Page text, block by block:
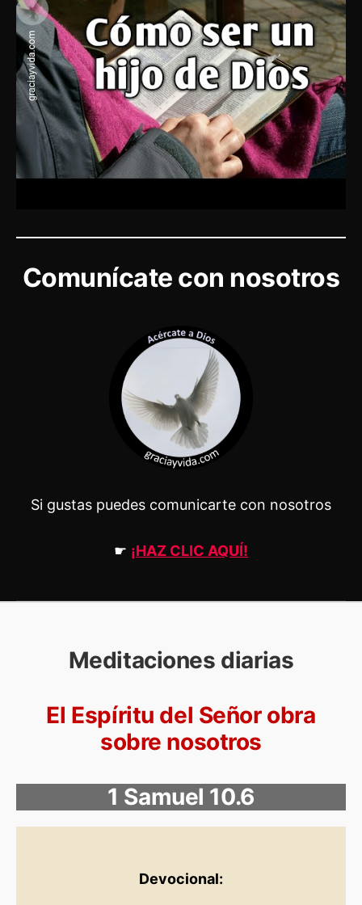
Comunícate con nosotros
Si gustas puedes comunicarte con nosotros
☛ ¡HAZ CLIC AQUÍ!
Meditaciones diarias
El Espíritu del Señor obra
sobre nosotros
1 Samuel 10.6
Devocional: